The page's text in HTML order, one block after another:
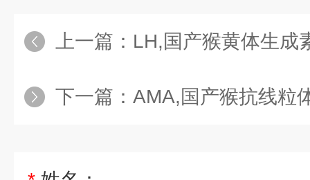
上一篇： LH,国产猴黄体生成素
下一篇： AMA,国产猴抗线粒体